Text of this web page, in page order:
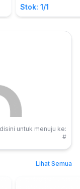
Stok: 1/1
untuk menuju ke:
#
Lihat Semua